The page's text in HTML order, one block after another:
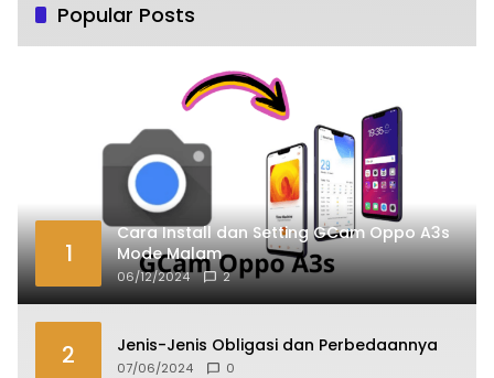
Popular Posts
1
Cara Install dan Setting GCam Oppo A3s
Mode Malam
06/12/2024 2
2 Jenis-Jenis Obligasi dan Perbedaannya
07/06/2024 0